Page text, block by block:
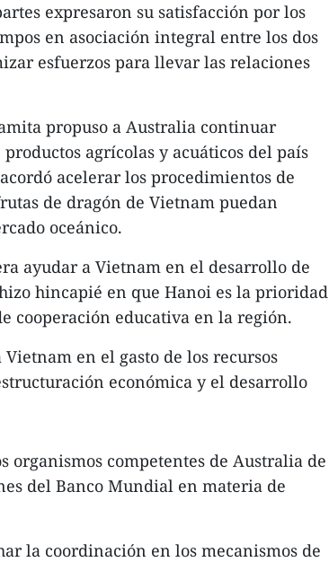
expresaron su satisfacción por los
en asociación integral entre los dos
esfuerzos para llevar las relaciones
propuso a Australia continuar
agrícolas y acuáticos del país
acelerar los procedimientos de
de dragón de Vietnam puedan
oceánico.
ayudar a Vietnam en el desarrollo de
hincapié en que Hanoi es la prioridad
cooperación educativa en la región.
en el gasto de los recursos
económica y el desarrollo
organismos competentes de Australia de
del Banco Mundial en materia de
la coordinación en los mecanismos de